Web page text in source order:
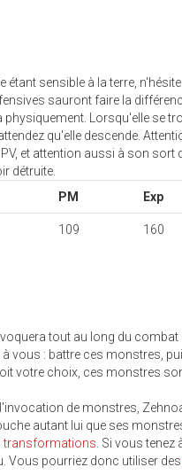
étant sensible à la terre,
sauront faire la
physiquement. Lorsqu'elle se
qu'elle descende.
et attention aussi à son sort
détruite.
PM Exp
109 160
tout au long du combat
à vous : battre ces monstres,
votre choix, ces monstres
de monstres,
autant lui que ses
transformations . Si vous
Vous pourriez donc utiliser des